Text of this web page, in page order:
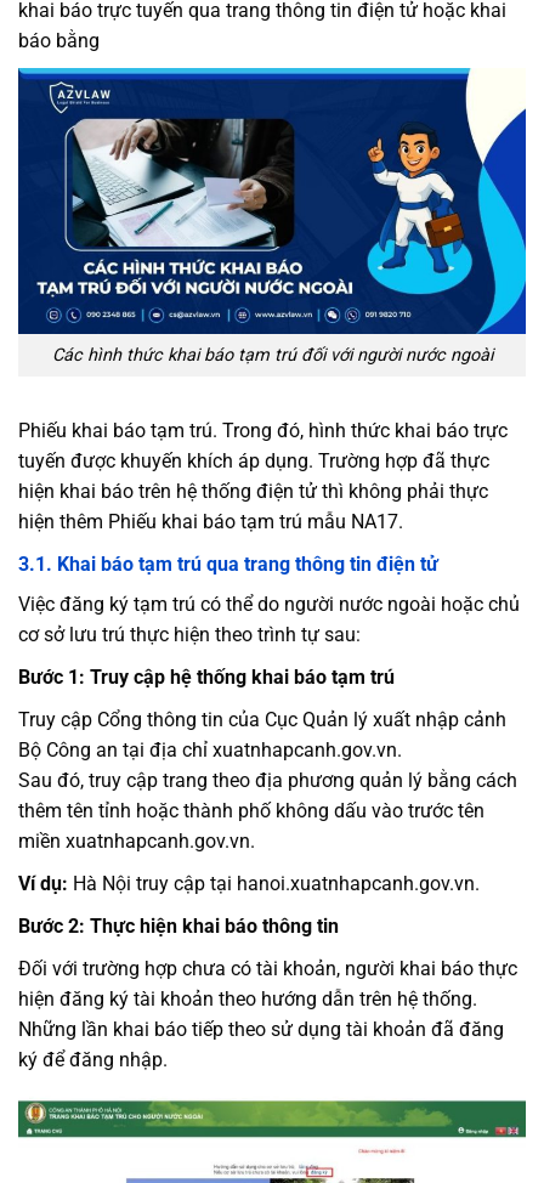
khai báo trực tuyến qua trang thông tin điện tử hoặc khai
báo bằng
Các hình thức khai báo tạm trú đối với người nước ngoài
Phiếu khai báo tạm trú. Trong đó, hình thức khai báo trực
tuyến được khuyến khích áp dụng. Trường hợp đã thực
hiện khai báo trên hệ thống điện tử thì không phải thực
hiện thêm Phiếu khai báo tạm trú mẫu NA17.
3.1. Khai báo tạm trú qua trang thông tin điện tử
Việc đăng ký tạm trú có thể do người nước ngoài hoặc chủ
cơ sở lưu trú thực hiện theo trình tự sau:
Bước 1: Truy cập hệ thống khai báo tạm trú
Truy cập Cổng thông tin của Cục Quản lý xuất nhập cảnh
Bộ Công an tại địa chỉ xuatnhapcanh.gov.vn.
Sau đó, truy cập trang theo địa phương quản lý bằng cách
thêm tên tỉnh hoặc thành phố không dấu vào trước tên
miền xuatnhapcanh.gov.vn.
Ví dụ: Hà Nội truy cập tại hanoi.xuatnhapcanh.gov.vn.
Bước 2: Thực hiện khai báo thông tin
Đối với trường hợp chưa có tài khoản, người khai báo thực
hiện đăng ký tài khoản theo hướng dẫn trên hệ thống.
Những lần khai báo tiếp theo sử dụng tài khoản đã đăng
ký để đăng nhập.